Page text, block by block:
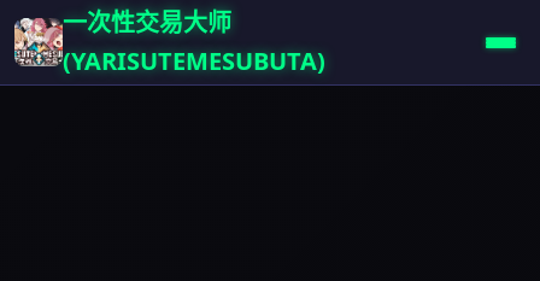
一次性交易大师
(YARISUTEMESUBUTA)